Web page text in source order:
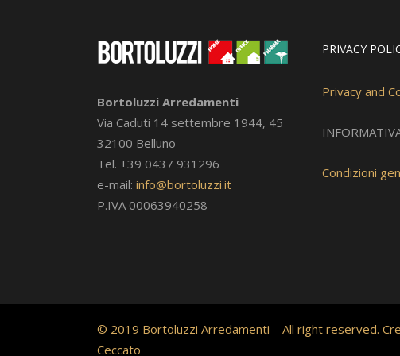
Bortoluzzi Arredamenti
Via Caduti 14 settembre 1944, 45
32100 Belluno
Tel. +39 0437 931296
e-mail: info@bortoluzzi.it
P.IVA 00063940258
PRIVACY
Privacy and
Condizioni
© 2019 Bortoluzzi Arredamenti – All right reserved.
Ceccato